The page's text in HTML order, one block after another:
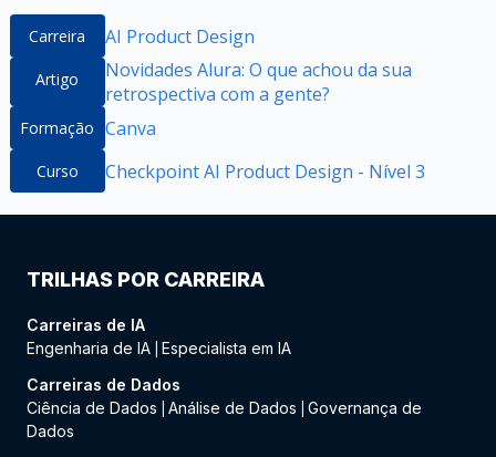
Carreira AI Product Design
Artigo
Novidades Alura: O que achou da sua
retrospectiva com a gente?
Formação Canva
Curso Checkpoint AI Product Design - Nível 3
TRILHAS POR CARREIRA
Carreiras de IA
Engenharia de IA Especialista em IA
Carreiras de Dados
Ciência de Dados
Análise de Dados
Governança de
Dados